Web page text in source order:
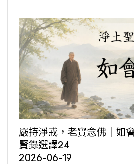
嚴持淨戒，老實念佛｜如
賢錄選譯24
2026-06-19